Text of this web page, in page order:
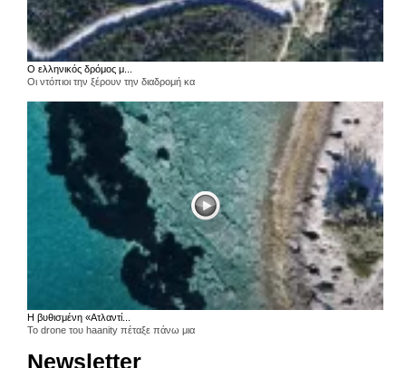
Ο ελληνικός δρόμος μ...
Οι ντόπιοι την ξέρουν την διαδρομή κα
Η βυθισμένη «Ατλαντί...
Το drone του haanity πέταξε πάνω μια
Newsletter